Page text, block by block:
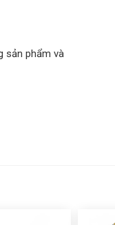
sản phẩm và